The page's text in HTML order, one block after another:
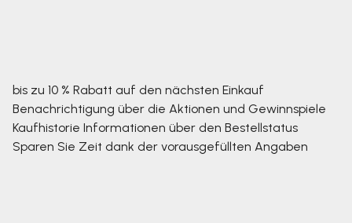
bis zu 10 % Rabatt auf den nächsten Einkauf
Benachrichtigung über die Aktionen und Gewinnspiele
Kaufhistorie Informationen über den Bestellstatus
Sparen Sie Zeit dank der vorausgefüllten Angaben